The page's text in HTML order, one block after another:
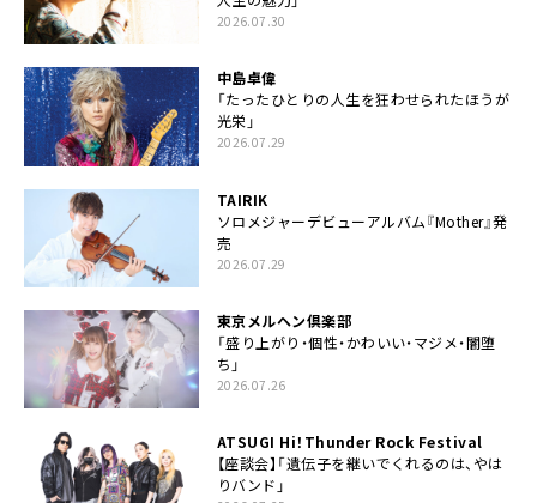
2026.07.30
中島卓偉
「たったひとりの人生を狂わせられたほうが
光栄」
2026.07.29
TAIRIK
ソロメジャーデビューアルバム『Mother』発
売
2026.07.29
東京メルヘン倶楽部
「盛り上がり・個性・かわいい・マジメ・闇堕
ち」
2026.07.26
ATSUGI Hi！Thunder Rock Festival
【座談会】「遺伝子を継いでくれるのは、やは
りバンド」